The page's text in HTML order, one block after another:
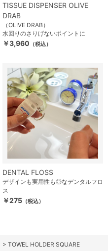
TISSUE DISPENSER OLIVE
DRAB
（OLIVE DRAB）
水回りのさりげないポイントに
￥3,960 （税込）
DENTAL FLOSS
デザインも実用性も◎なデンタルフロ
ス
￥275 （税込）
> TOWEL HOLDER SQUARE